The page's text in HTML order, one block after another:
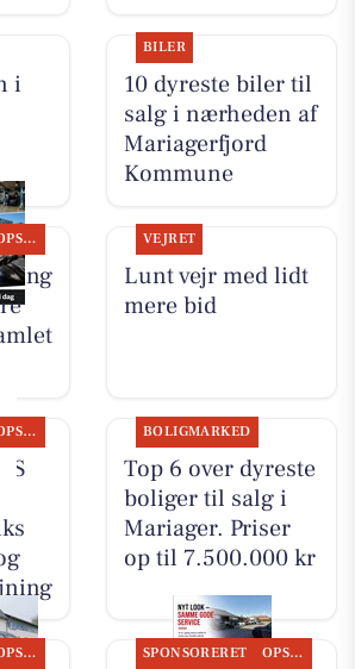
i
BILER
10 dyreste biler til
salg i nærheden af
Mariagerfjord
Kommune
OPSLAGSTAVLEN VEJRET
Lunt vejr med lidt
mere bid
OPSLAGSTAVLEN BOLIGMARKED
Top 6 over dyreste
boliger til salg i
Mariager. Priser
op til 7.500.000 kr
OPSLAGSTAVLEN SPONSORERET OPSLAGSTAVLEN